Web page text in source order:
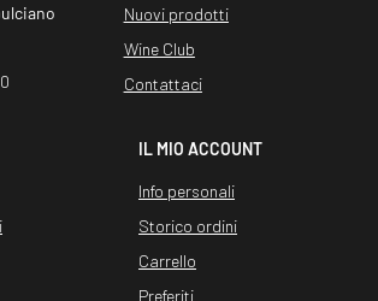
Nuovi prodotti
Wine Club
Contattaci
IL MIO ACCOUNT
Info personali
Storico ordini
Carrello
Preferiti